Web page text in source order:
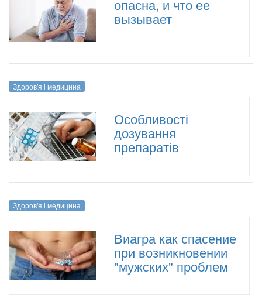
опасна, и что ее
вызывает
Здоров'я і медицина
Особливості
дозування
препаратів
Здоров'я і медицина
Виагра как спасение
при возникновении
"мужских" проблем